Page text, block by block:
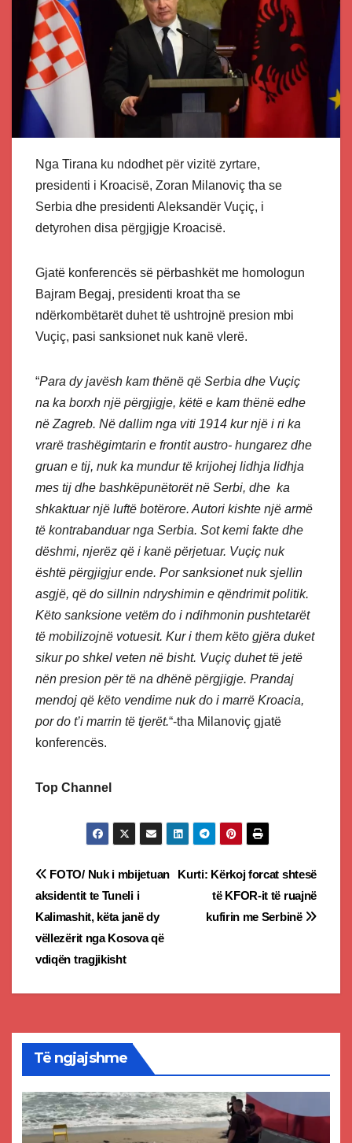
Nga Tirana ku ndodhet për vizitë zyrtare,
presidenti i Kroacisë, Zoran Milanoviç tha se
Serbia dhe presidenti Aleksandër Vuçiç, i
detyrohen disa përgjigje Kroacisë.
Gjatë konferencës së përbashkët me homologun
Bajram Begaj, presidenti kroat tha se
ndërkombëtarët duhet të ushtrojnë presion mbi
Vuçiç, pasi sanksionet nuk kanë vlerë.
“Para dy javësh kam thënë që Serbia dhe Vuçiç
na ka borxh një përgjigje, këtë e kam thënë edhe
në Zagreb. Në dallim nga viti 1914 kur një i ri ka
vrarë trashëgimtarin e frontit austro- hungarez dhe
gruan e tij, nuk ka mundur të krijohej lidhja lidhja
mes tij dhe bashkëpunëtorët në Serbi, dhe ka
shkaktuar një luftë botërore. Autori kishte një armë
të kontrabanduar nga Serbia. Sot kemi fakte dhe
dëshmi, njerëz që i kanë përjetuar. Vuçiç nuk
është përgjigjur ende. Por sanksionet nuk sjellin
asgjë, që do sillnin ndryshimin e qëndrimit politik.
Këto sanksione vetëm do i ndihmonin pushtetarët
të mobilizojnë votuesit. Kur i them këto gjëra duket
sikur po shkel veten në bisht. Vuçiç duhet të jetë
nën presion për të na dhënë përgjigje. Prandaj
mendoj që këto vendime nuk do i marrë Kroacia,
por do t’i marrin të tjerët.“-tha Milanoviç gjatë
konferencës.
Top Channel
Post
navigation
Kurti: Kërkoj forcat shtesë
të KFOR-it të ruajnë
kufirin me Serbinë
FOTO/ Nuk i mbijetuan
aksidentit te Tuneli i
Kalimashit, këta janë dy
vëllezërit nga Kosova që
vdiqën tragjikisht
Të ngjajshme